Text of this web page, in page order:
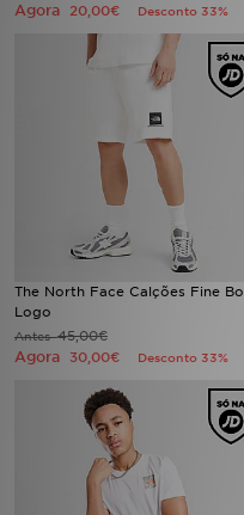
Agora 20,00€ Desconto 33%
The North Face Calções Fine
Logo
Antes45,00€
Agora 30,00€ Desconto 33%